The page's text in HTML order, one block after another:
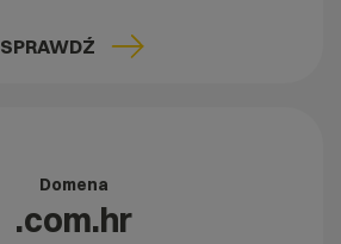
SPRAWDŹ
Domena
.com.hr